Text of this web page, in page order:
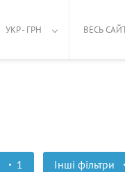
УКР - ГРН ВЕСЬ
1 Інші фільтри